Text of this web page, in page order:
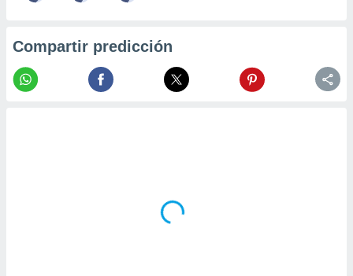
Compartir predicción